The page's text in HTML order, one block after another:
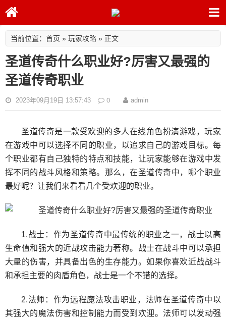
当前位置： 首页 » 玩家攻略 » 正文
圣道传奇什么职业好?厉害又最强的
圣道传奇职业
2023年09月19日 13:57:43 0 admin
圣道传奇是一款受欢迎的多人在线角色扮演游戏，玩家
在游戏中可以选择不同的职业，以追求自己的游戏目标。每
个职业都有自己独特的特点和技能，让玩家能够在游戏中发
挥不同的战斗风格和策略。那么，在圣道传奇中，哪个职业
最好呢？让我们来看看几个受欢迎的职业。
1.战士：作为圣道传奇中最传统的职业之一，战士以高
生命值和强大的近战攻击能力著称。战士在战斗中可以承担
大量的伤害，并具备出色的生存能力。如果你喜欢近战战斗
和承担主要的肉盾角色，战士是一个不错的选择。
2.法师：作为远程魔法攻击职业，法师在圣道传奇中以
其强大的魔法伤害和控制能力而受到欢迎。法师可以发动强